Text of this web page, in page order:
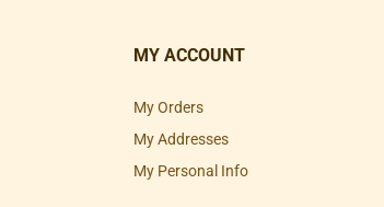
MY ACCOUNT
My Orders
My Addresses
My Personal Info